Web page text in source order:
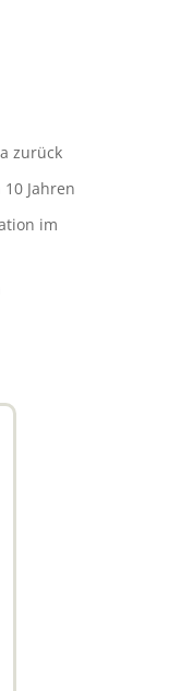
zurück
Jahren
im